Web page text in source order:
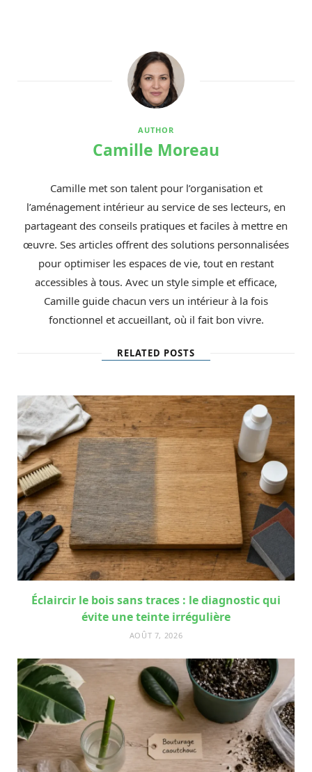
AUTHOR
Camille Moreau
Camille met son talent pour l’organisation et
l’aménagement intérieur au service de ses lecteurs, en
partageant des conseils pratiques et faciles à mettre en
œuvre. Ses articles offrent des solutions personnalisées
pour optimiser les espaces de vie, tout en restant
accessibles à tous. Avec un style simple et efficace,
Camille guide chacun vers un intérieur à la fois
fonctionnel et accueillant, où il fait bon vivre.
RELATED POSTS
Éclaircir le bois sans traces : le diagnostic qui
évite une teinte irrégulière
AOÛT 7, 2026